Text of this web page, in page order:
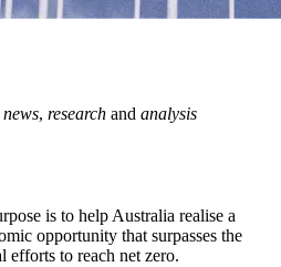
news, research and analysis
is to help Australia realise a
opportunity that surpasses the